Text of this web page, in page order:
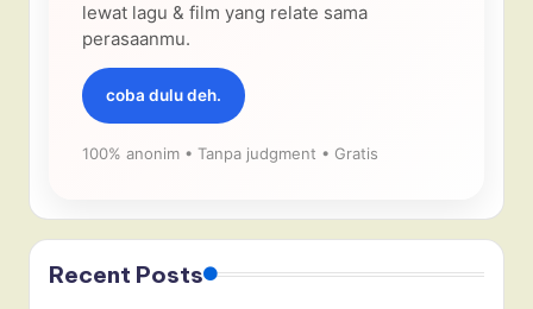
lewat lagu & film yang relate sama
perasaanmu.
coba dulu deh.
100% anonim • Tanpa judgment • Gratis
Recent Posts